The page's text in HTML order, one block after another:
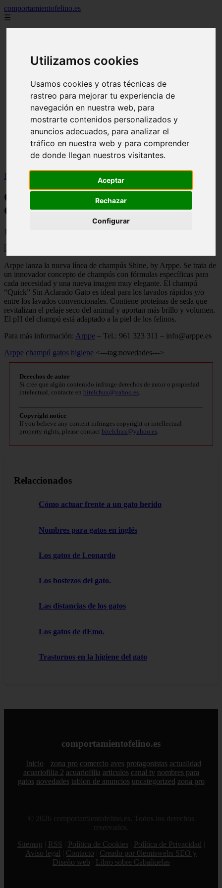
Utilizamos cookies
Usamos cookies y otras técnicas de
rastreo para mejorar tu experiencia de
navegación en nuestra web, para
mostrarte contenidos personalizados y
anuncios adecuados, para analizar el
tráfico en nuestra web y para comprender
de donde llegan nuestros visitantes.
Aceptar
Rechazar
Configurar
comportamientofelino.es
☰
aves
actualidad
acuariofilia 2
acuariofilia
articulos
nombres para gatos
novedades
tablon de anuncios
uncategorized
zona pro
Inicio
Champú Shine “Quick” Sin Aclarado Gato
Champú Shine “Quick” Sin Aclarado
Gato
📅 05/06/2025
Arppe lanza la nueva línea de champús Shine, by Arppe. Se trata de
un innovador concepto de champús con fórmulas específicas para
cada necesidad y una nueva imagen muy elegante. El champú
“Quick” Sin Aclarado Gato es ideal para los lavados rápidos y/o
entre los lavados convencionales. Contiene proteínas de seda que
revitalizan el pelaje seco del animal y aportan más brillo y volumen.
El pH del champú está adaptado a la piel de los felinos.
Para más información: Arppe – Tel.: 961 323 311 – info@arppe.es
Arppe champú gatos higiene <---tag:novedades--->
Derechos de autor
Si cree que algún contenido infringe derechos de autor o propiedad
intelectual, contacte en bitelchux@yahoo.es
Copyright notice
If you believe any content infringes copyright or intellectual
property rights, please contact bitelchux@yahoo.es
Relaccionados
Cómo actuar frente a un gato herido
Nombres para gatos en inglés
Los gatos de Leonardo
Los bostezos del gato.
Las distancias de los gatos
Los gatos de dEmo.
Trastornos en la higiene del gato
comportamientofelino.es
Inicio zona pro comercio aves protagonistas actualidad
acuariofilia 2 acuariofilia articulos canal tv nombres para
gatos novedades tablon de anuncios uncategorized zona pro
© 2026 comportamientofelino.es. Todos los derechos
reservados.
Sitemap
RSS Política de Cookies Política de Privacidad
Aviso legal
Contacto
Creado por 0lemiswebs SEO y
Diseño web
Libro sobre Cabañuelas